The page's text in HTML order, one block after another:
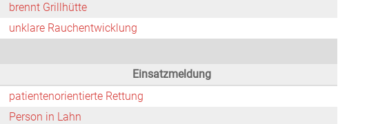
brennt Grillhütte
unklare Rauchentwicklung
Einsatzmeldung
patientenorientierte Rettung
Person in Lahn